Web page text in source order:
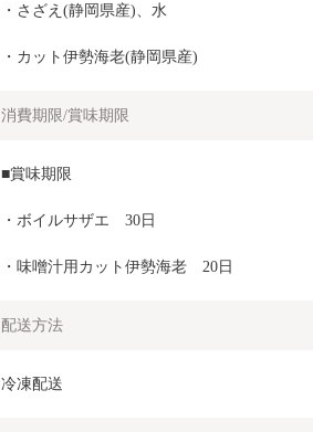
・さざえ(静岡県産)、水
・カット伊勢海老(静岡県産)
消費期限/賞味期限
■賞味期限
・ボイルサザエ　30日
・味噌汁用カット伊勢海老　20日
配送方法
冷凍配送